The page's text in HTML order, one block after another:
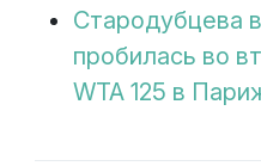
Стародубцева
пробилась во
WTA 125 в